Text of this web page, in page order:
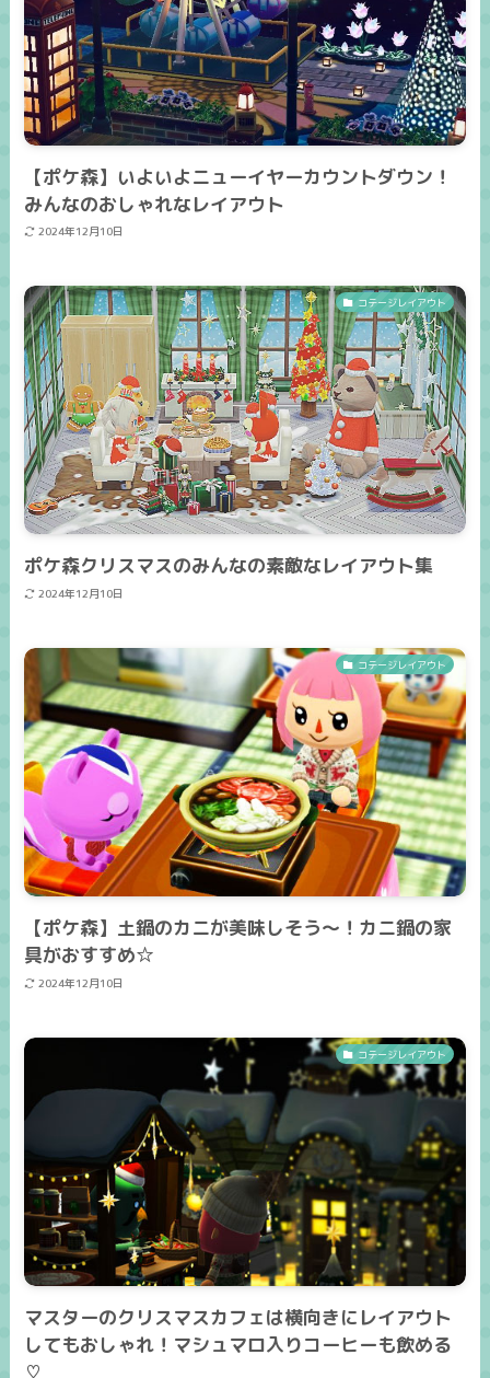
【ポケ森】いよいよニューイヤーカウントダウン！
みんなのおしゃれなレイアウト
2024年12月10日
コテージレイアウト
ポケ森クリスマスのみんなの素敵なレイアウト集
2024年12月10日
コテージレイアウト
【ポケ森】土鍋のカニが美味しそう～！カニ鍋の家
具がおすすめ☆
2024年12月10日
コテージレイアウト
マスターのクリスマスカフェは横向きにレイアウト
してもおしゃれ！マシュマロ入りコーヒーも飲める
♡